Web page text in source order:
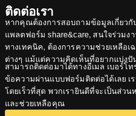
ติดต่อเรา
หากคุณต้องการสอบถามข้อมูลเกี่ยวกับ
แพลตฟอร์ม share&care, สนใจร่วมง
ทางเทคนิค, ต้องการความช่วยเหลือ
ต่างๆ แม้แต่ความคิดเห็นที่อยากแบ่งปั
สามารถติดต่อมาได้ทางอีเมล เบอร์โ
ข้อความผ่านแบบฟอร์มติดต่อได้เลย เ
โดยเร็วที่สุด พวกเรายินดีที่จะเป็นส่ว
และช่วยเหลือคุณ